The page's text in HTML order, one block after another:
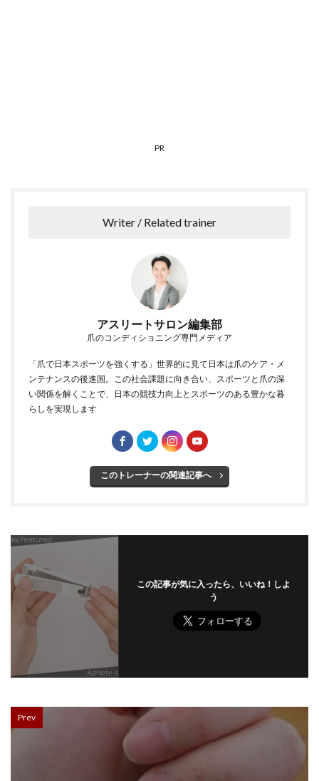
PR
Writer / Related trainer
アスリートサロン編集部
爪のコンディショニング専門メディア
「爪で日本スポーツを強くする」世界的に見て日本は爪のケア・メ
ンテナンスの後進国。この社会課題に向き合い、スポーツと爪の深
い関係を解くことで、日本の競技力向上とスポーツのある豊かな暮
らしを実現します
このトレーナーの関連記事へ
この記事が気に入ったら、いいね！しよ
う
Prev